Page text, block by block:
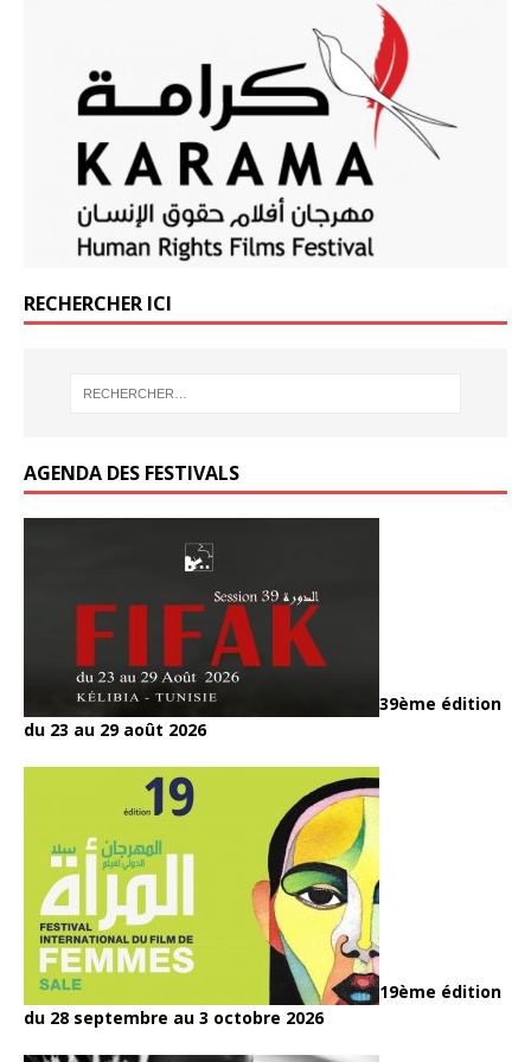
o
o
k
er
RECHERCHER ICI
AGENDA DES FESTIVALS
39ème édition
du 23 au 29 août 2026
19ème édition
du 28 septembre au 3 octobre 2026